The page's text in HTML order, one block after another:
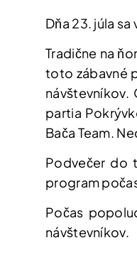
Dňa 23. júla
Tradične na
toto zábavné
návštevníkov.
partia
Bača Team.
Podvečer do
program
Počas
návštevníkov.